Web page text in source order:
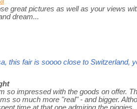
great pictures as well as your views
dream...
this fair is soooo close to Switzerland,
so impressed with the goods on offer.
so much more "real" - and bigger.